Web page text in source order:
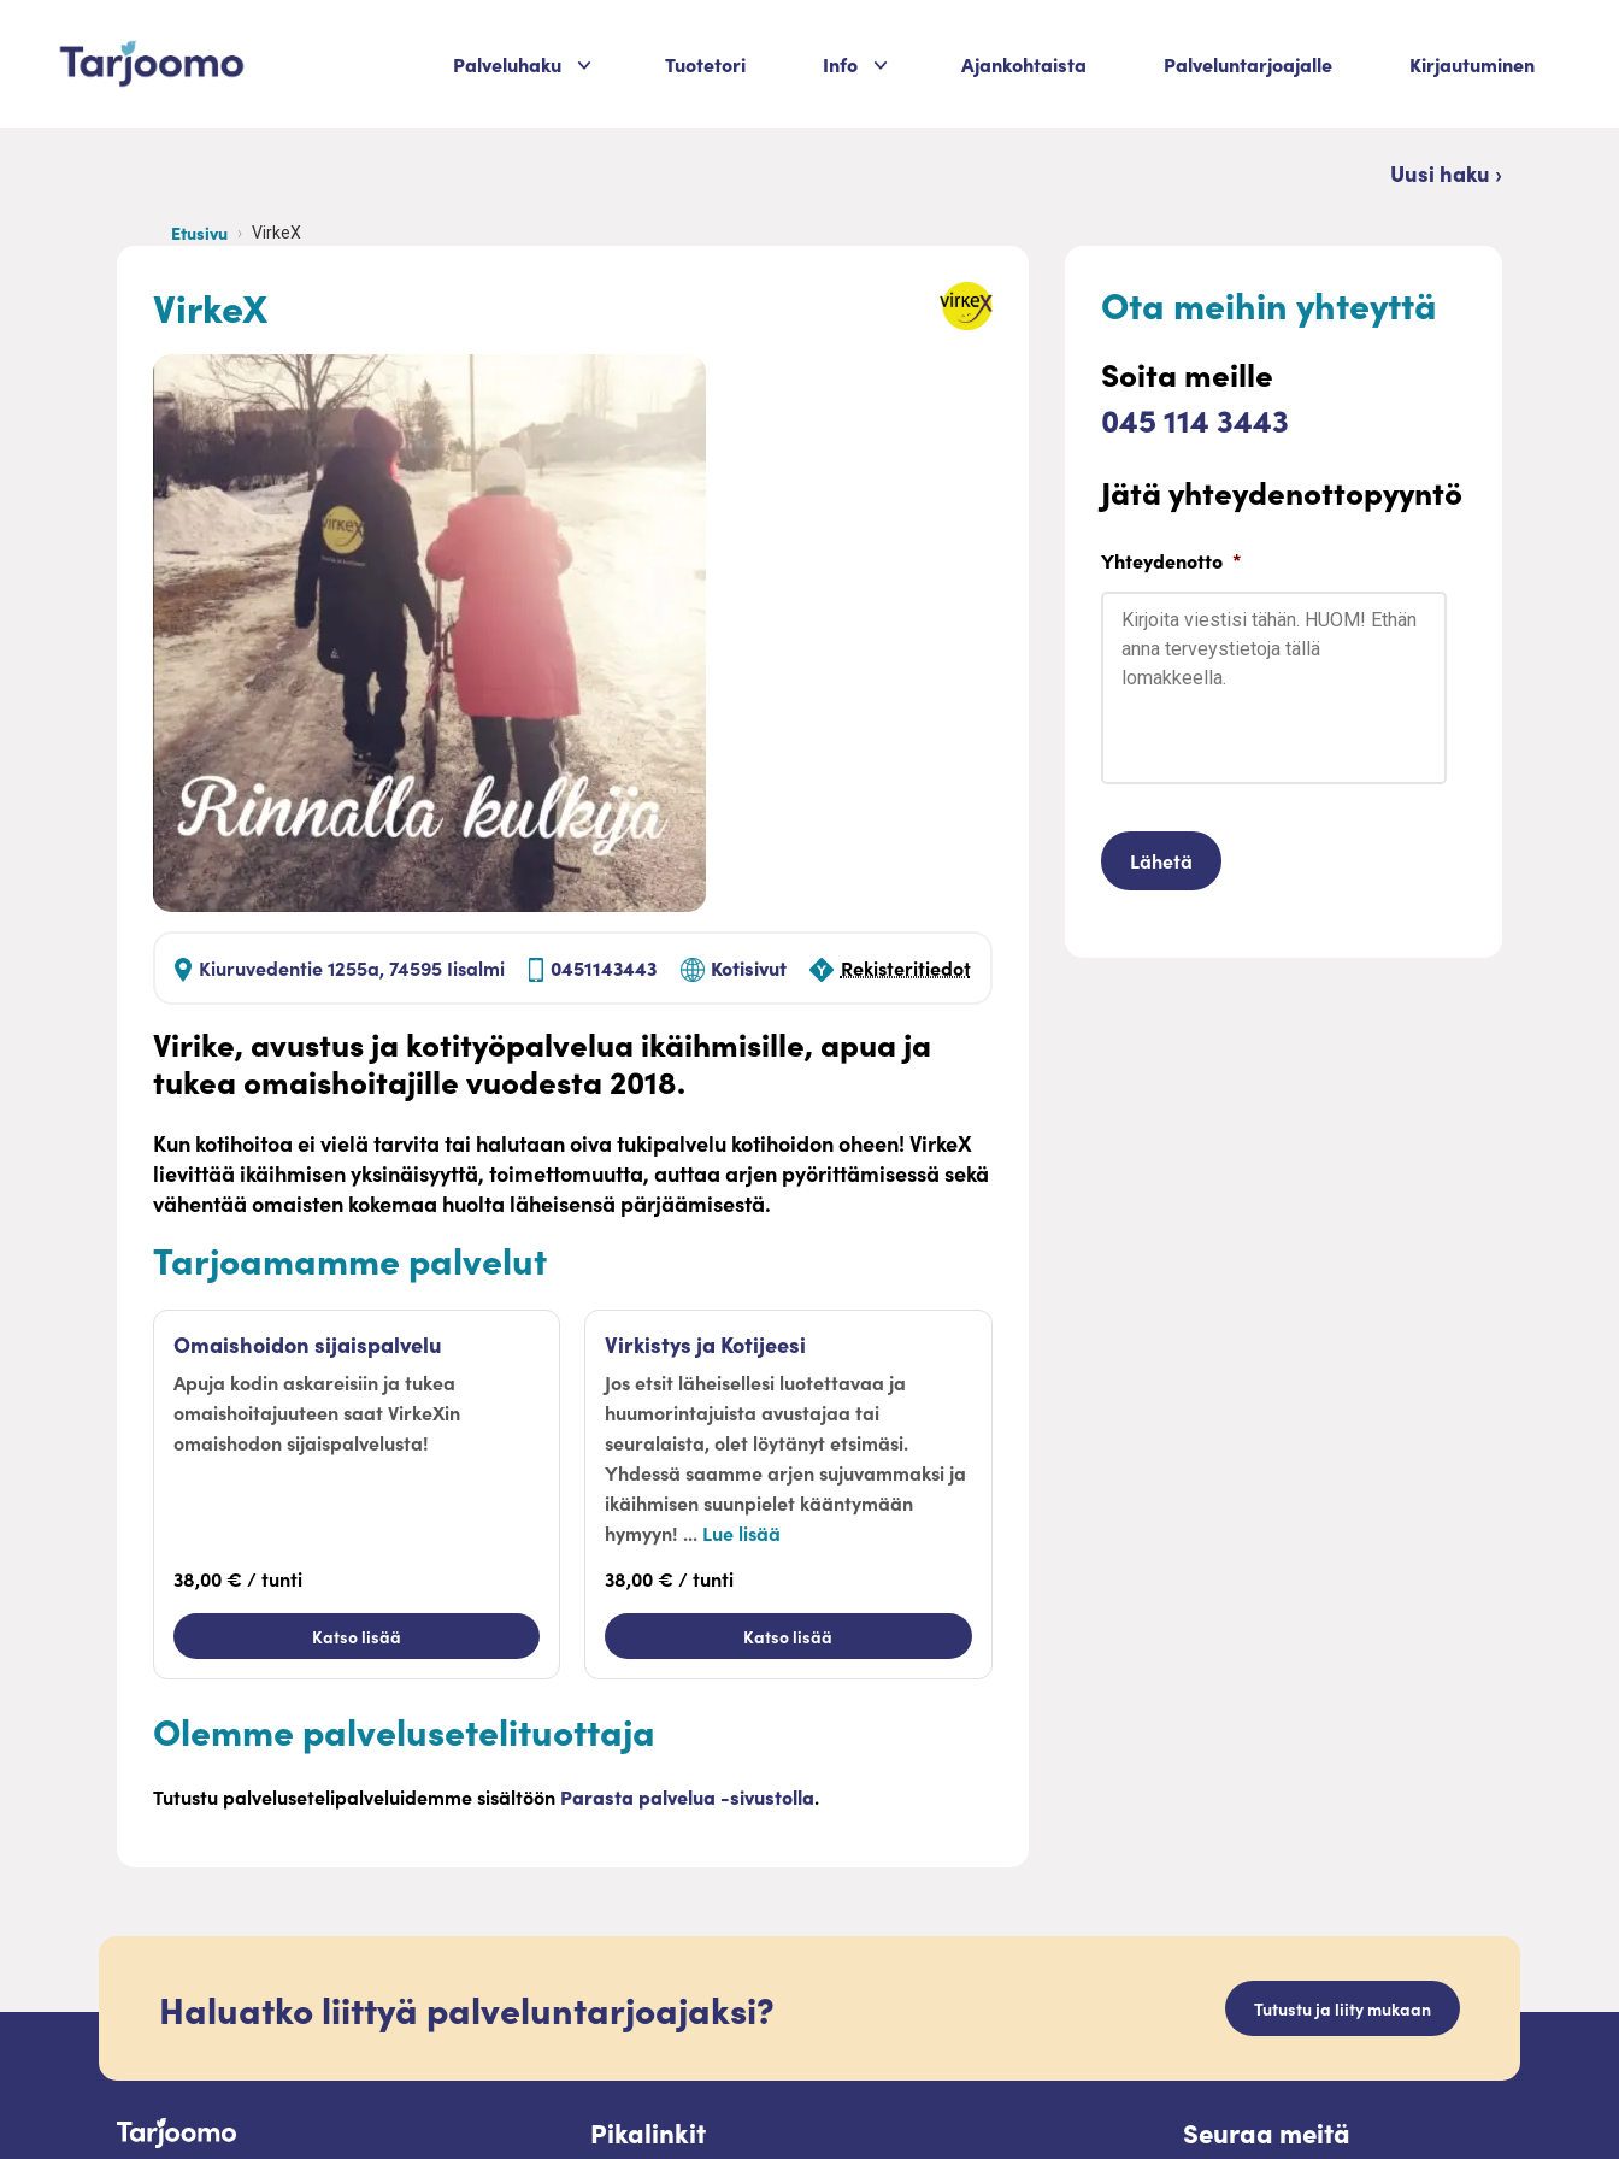
Palveluhaku Palvelukategoriat
Tuotetori Info Palvelukategoriat
Ajankohtaista Palveluntarjoajalle Kirjautuminen
Uusi haku ›
Etusivu VirkeX
VirkeX
Kiuruvedentie 1255a, 74595 Iisalmi 0451143443 Kotisivut Rekisteritiedot
Virike, avustus ja kotityöpalvelua ikäihmisille, apua ja
tukea omaishoitajille vuodesta 2018.
Kun kotihoitoa ei vielä tarvita tai halutaan oiva tukipalvelu kotihoidon oheen! VirkeX
lievittää ikäihmisen yksinäisyyttä, toimettomuutta, auttaa arjen pyörittämisessä sekä
vähentää omaisten kokemaa huolta läheisensä pärjäämisestä.
Tarjoamamme palvelut
Omaishoidon sijaispalvelu
Apuja kodin askareisiin ja tukea
omaishoitajuuteen saat VirkeXin
omaishodon sijaispalvelusta!
38,00 € / tunti
Katso lisää
Virkistys ja Kotijeesi
Jos etsit läheisellesi luotettavaa ja
huumorintajuista avustajaa tai
seuralaista, olet löytänyt etsimäsi.
Yhdessä saamme arjen sujuvammaksi ja
ikäihmisen suunpielet kääntymään
hymyyn! ... Lue lisää
38,00 € / tunti
Katso lisää
Olemme palvelusetelituottaja
Tutustu palvelusetelipalveluidemme sisältöön Parasta palvelua -sivustolla.
Ota meihin yhteyttä
Soita meille
045 114 3443
Jätä yhteydenottopyyntö
Yhteydenotto *
Haluatko liittyä palveluntarjoajaksi? Tutustu ja liity mukaan
Pikalinkit Seuraa meitä